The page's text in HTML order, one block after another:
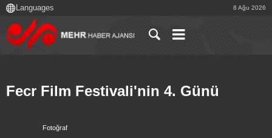
8 Ağu 2026
Fotoğraf
Fecr Film Festivali'nin 4. Günü